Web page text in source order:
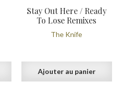
Stay Out Here / Ready
To Lose Remixes
The Knife
Ajouter au panier